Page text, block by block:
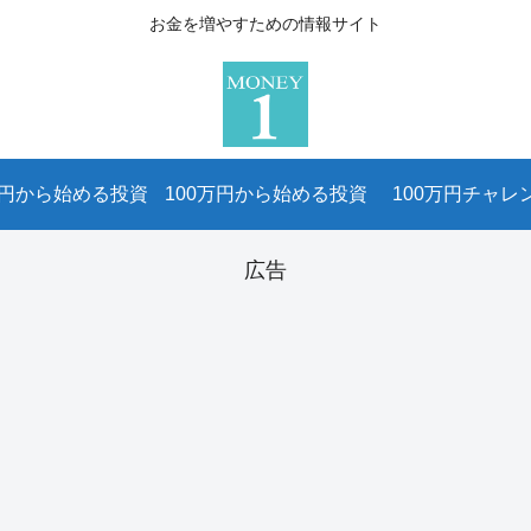
お金を増やすための情報サイト
から始める投資 100万円から始める投資 100万円チャレ
広告